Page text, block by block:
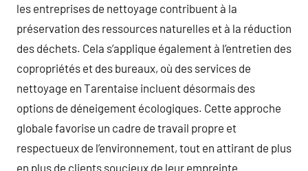
les entreprises de nettoyage contribuent à la
préservation des ressources naturelles et à la réduction
des déchets. Cela s’applique également à l’entretien des
copropriétés et des bureaux, où des services de
nettoyage en Tarentaise incluent désormais des
options de déneigement écologiques. Cette approche
globale favorise un cadre de travail propre et
respectueux de l’environnement, tout en attirant de plus
en plus de clients soucieux de leur empreinte